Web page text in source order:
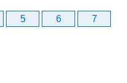
5 6 7